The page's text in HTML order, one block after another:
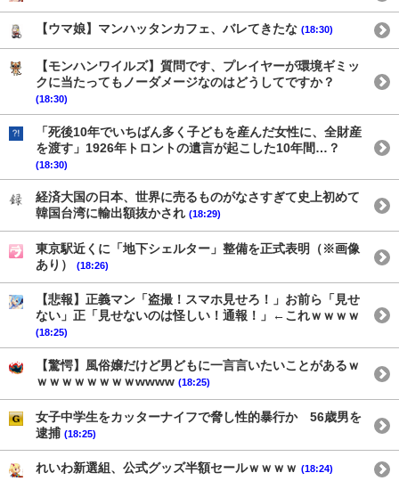
【ウマ娘】マンハッタンカフェ、バレてきたな (18:30)
【モンハンワイルズ】質問です、プレイヤーが環境ギミッ
クに当たってもノーダメージなのはどうしてですか？
(18:30)
「死後10年でいちばん多く子どもを産んだ女性に、全財産
を渡す」1926年トロントの遺言が起こした10年間…？
(18:30)
経済大国の日本、世界に売るものがなさすぎて史上初めて
韓国台湾に輸出額抜かされ (18:29)
東京駅近くに「地下シェルター」整備を正式表明（※画像
あり）
(18:26)
【悲報】正義マン「盗撮！スマホ見せろ！」お前ら「見せ
ない」正「見せないのは怪しい！通報！」←これｗｗｗｗ
(18:25)
【驚愕】風俗嬢だけど男どもに一言言いたいことがあるｗ
ｗｗｗｗｗｗｗｗwwww (18:25)
女子中学生をカッターナイフで脅し性的暴行か 56歳男を
逮捕 (18:25)
れいわ新選組、公式グッズ半額セールｗｗｗｗ (18:24)